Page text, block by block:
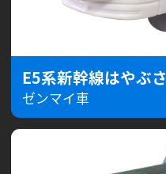
E5系新幹線はやぶさ
ゼンマイ車